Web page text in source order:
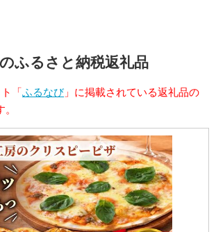
ふるさと納税返礼品
「ふるなび」に掲載されている返礼品の